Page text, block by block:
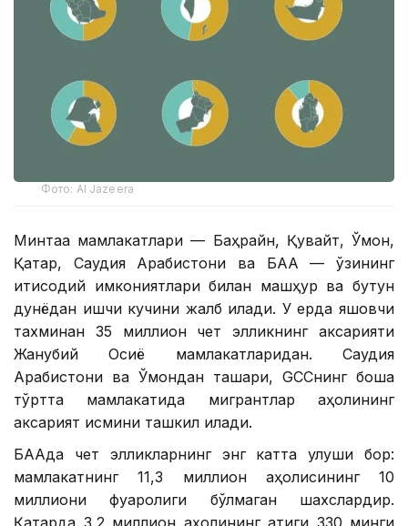
Фото: Al Jazeera
Минтақа мамлакатлари — Баҳрайн, Қувайт, Ўмон,
Қатар, Саудия Арабистони ва БАА — ўзининг
иқтисодий имкониятлари билан машҳур ва бутун
дунёдан ишчи кучини жалб қилади. У ерда яшовчи
тахминан 35 миллион чет элликнинг аксарияти
Жанубий Осиё мамлакатларидан. Саудия
Арабистони ва Ўмондан ташқари, GCCнинг бошқа
тўртта мамлакатида мигрантлар аҳолининг
аксарият қисмини ташкил қилади.
БААда чет элликларнинг энг катта улуши бор:
мамлакатнинг 11,3 миллион аҳолисининг 10
миллиони фуқаролиги бўлмаган шахслардир.
Қатарда 3,2 миллион аҳолининг атиги 330 минги